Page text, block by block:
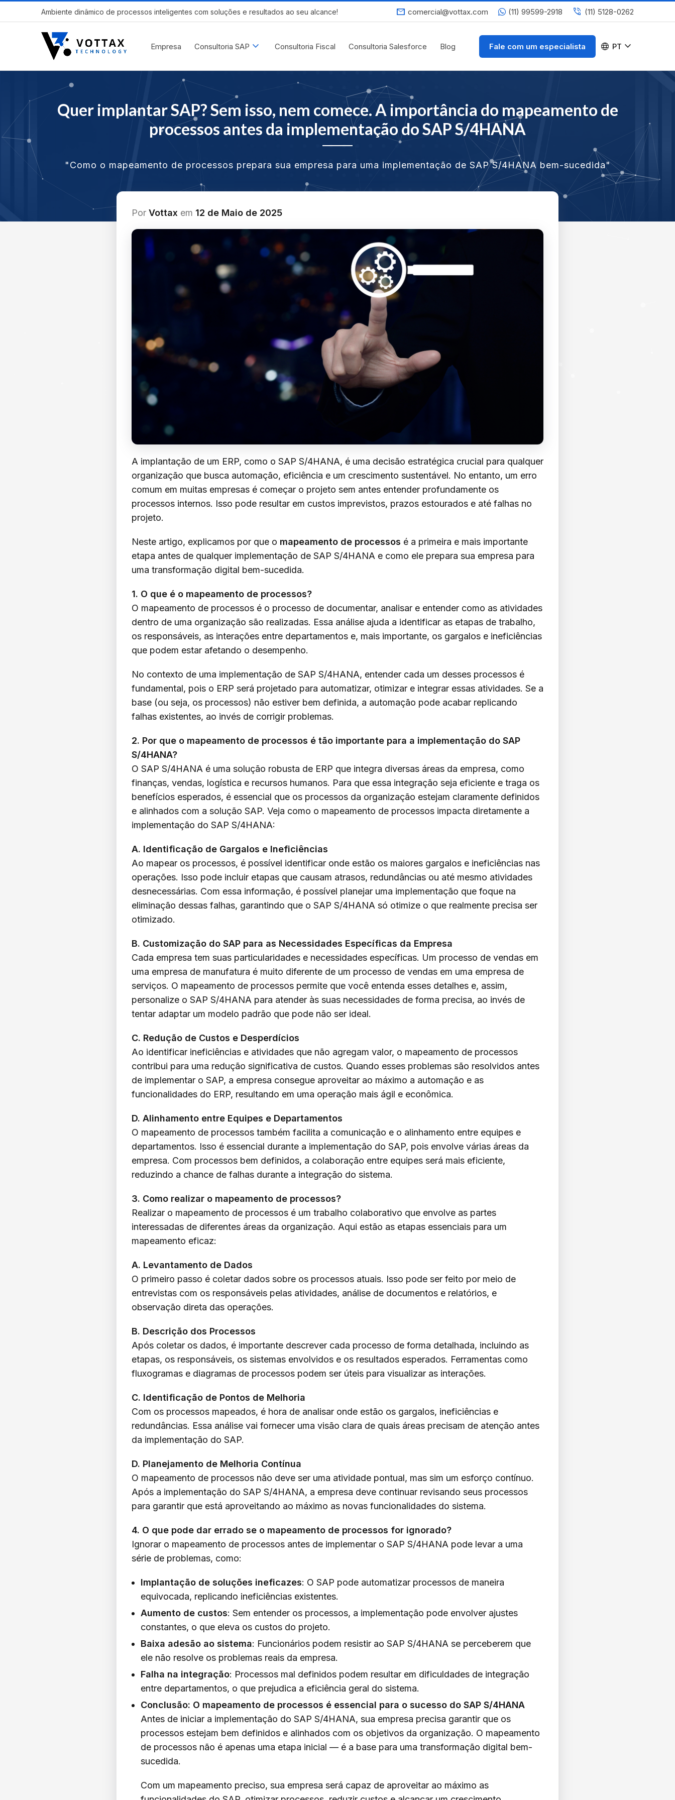
Ambiente dinâmico de processos inteligentes com soluções e resultados ao seu alcance! mail comercial@vottax.com (11) 99599-2918 phone_in_talk (11) 5128-0262
Empresa Consultoria SAP expand_more Consultoria Fiscal Consultoria Salesforce Blog Fale com um especialista language PT expand_more
Quer implantar SAP? Sem isso, nem comece. A importância do mapeamento de
processos antes da implementação do SAP S/4HANA
"Como o mapeamento de processos prepara sua empresa para uma implementação de SAP S/4HANA bem-sucedida"
Por Vottax em 12 de Maio de 2025
A implantação de um ERP, como o SAP S/4HANA, é uma decisão estratégica crucial para qualquer
organização que busca automação, eficiência e um crescimento sustentável. No entanto, um erro
comum em muitas empresas é começar o projeto sem antes entender profundamente os
processos internos. Isso pode resultar em custos imprevistos, prazos estourados e até falhas no
projeto.
Neste artigo, explicamos por que o mapeamento de processos é a primeira e mais importante
etapa antes de qualquer implementação de SAP S/4HANA e como ele prepara sua empresa para
uma transformação digital bem-sucedida.
1. O que é o mapeamento de processos?
O mapeamento de processos é o processo de documentar, analisar e entender como as atividades
dentro de uma organização são realizadas. Essa análise ajuda a identificar as etapas de trabalho,
os responsáveis, as interações entre departamentos e, mais importante, os gargalos e ineficiências
que podem estar afetando o desempenho.
No contexto de uma implementação de SAP S/4HANA, entender cada um desses processos é
fundamental, pois o ERP será projetado para automatizar, otimizar e integrar essas atividades. Se a
base (ou seja, os processos) não estiver bem definida, a automação pode acabar replicando
falhas existentes, ao invés de corrigir problemas.
2. Por que o mapeamento de processos é tão importante para a implementação do SAP
S/4HANA?
O SAP S/4HANA é uma solução robusta de ERP que integra diversas áreas da empresa, como
finanças, vendas, logística e recursos humanos. Para que essa integração seja eficiente e traga os
benefícios esperados, é essencial que os processos da organização estejam claramente definidos
e alinhados com a solução SAP. Veja como o mapeamento de processos impacta diretamente a
implementação do SAP S/4HANA:
A. Identificação de Gargalos e Ineficiências
Ao mapear os processos, é possível identificar onde estão os maiores gargalos e ineficiências nas
operações. Isso pode incluir etapas que causam atrasos, redundâncias ou até mesmo atividades
desnecessárias. Com essa informação, é possível planejar uma implementação que foque na
eliminação dessas falhas, garantindo que o SAP S/4HANA só otimize o que realmente precisa ser
otimizado.
B. Customização do SAP para as Necessidades Específicas da Empresa
Cada empresa tem suas particularidades e necessidades específicas. Um processo de vendas em
uma empresa de manufatura é muito diferente de um processo de vendas em uma empresa de
serviços. O mapeamento de processos permite que você entenda esses detalhes e, assim,
personalize o SAP S/4HANA para atender às suas necessidades de forma precisa, ao invés de
tentar adaptar um modelo padrão que pode não ser ideal.
C. Redução de Custos e Desperdícios
Ao identificar ineficiências e atividades que não agregam valor, o mapeamento de processos
contribui para uma redução significativa de custos. Quando esses problemas são resolvidos antes
de implementar o SAP, a empresa consegue aproveitar ao máximo a automação e as
funcionalidades do ERP, resultando em uma operação mais ágil e econômica.
D. Alinhamento entre Equipes e Departamentos
O mapeamento de processos também facilita a comunicação e o alinhamento entre equipes e
departamentos. Isso é essencial durante a implementação do SAP, pois envolve várias áreas da
empresa. Com processos bem definidos, a colaboração entre equipes será mais eficiente,
reduzindo a chance de falhas durante a integração do sistema.
3. Como realizar o mapeamento de processos?
Realizar o mapeamento de processos é um trabalho colaborativo que envolve as partes
interessadas de diferentes áreas da organização. Aqui estão as etapas essenciais para um
mapeamento eficaz:
A. Levantamento de Dados
O primeiro passo é coletar dados sobre os processos atuais. Isso pode ser feito por meio de
entrevistas com os responsáveis pelas atividades, análise de documentos e relatórios, e
observação direta das operações.
B. Descrição dos Processos
Após coletar os dados, é importante descrever cada processo de forma detalhada, incluindo as
etapas, os responsáveis, os sistemas envolvidos e os resultados esperados. Ferramentas como
fluxogramas e diagramas de processos podem ser úteis para visualizar as interações.
C. Identificação de Pontos de Melhoria
Com os processos mapeados, é hora de analisar onde estão os gargalos, ineficiências e
redundâncias. Essa análise vai fornecer uma visão clara de quais áreas precisam de atenção antes
da implementação do SAP.
D. Planejamento de Melhoria Contínua
O mapeamento de processos não deve ser uma atividade pontual, mas sim um esforço contínuo.
Após a implementação do SAP S/4HANA, a empresa deve continuar revisando seus processos
para garantir que está aproveitando ao máximo as novas funcionalidades do sistema.
4. O que pode dar errado se o mapeamento de processos for ignorado?
Ignorar o mapeamento de processos antes de implementar o SAP S/4HANA pode levar a uma
série de problemas, como:
Implantação de soluções ineficazes: O SAP pode automatizar processos de maneira
equivocada, replicando ineficiências existentes.
Aumento de custos: Sem entender os processos, a implementação pode envolver ajustes
constantes, o que eleva os custos do projeto.
Baixa adesão ao sistema: Funcionários podem resistir ao SAP S/4HANA se perceberem que
ele não resolve os problemas reais da empresa.
Falha na integração: Processos mal definidos podem resultar em dificuldades de integração
entre departamentos, o que prejudica a eficiência geral do sistema.
Conclusão: O mapeamento de processos é essencial para o sucesso do SAP S/4HANA
Antes de iniciar a implementação do SAP S/4HANA, sua empresa precisa garantir que os
processos estejam bem definidos e alinhados com os objetivos da organização. O mapeamento
de processos não é apenas uma etapa inicial — é a base para uma transformação digital bem-
sucedida.
Com um mapeamento preciso, sua empresa será capaz de aproveitar ao máximo as